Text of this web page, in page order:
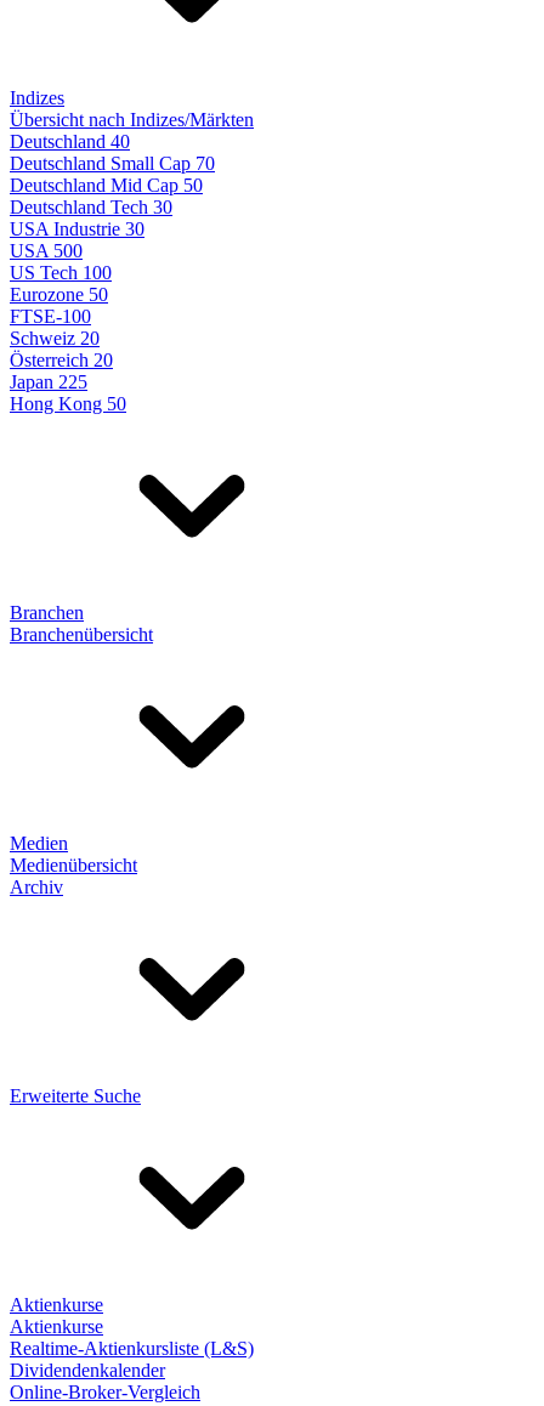
Indizes
Übersicht nach Indizes/Märkten
Deutschland 40
Deutschland Small Cap 70
Deutschland Mid Cap 50
Deutschland Tech 30
USA Industrie 30
USA 500
US Tech 100
Eurozone 50
FTSE-100
Schweiz 20
Österreich 20
Japan 225
Hong Kong 50
Branchen
Branchenübersicht
Medien
Medienübersicht
Archiv
Erweiterte Suche
Aktienkurse
Aktienkurse
Realtime-Aktienkursliste (L&S)
Dividendenkalender
Online-Broker-Vergleich